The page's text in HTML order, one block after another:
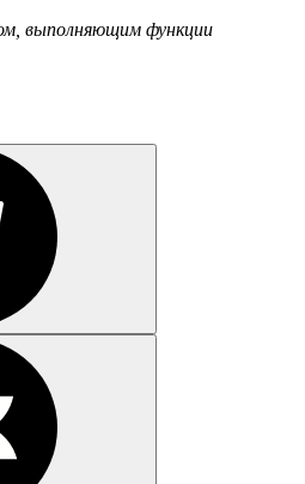
выполняющим функции